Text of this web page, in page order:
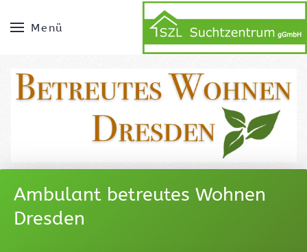
Menü
Ambulant betreutes Wohnen
Dresden